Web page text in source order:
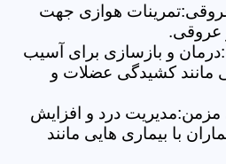
هوازی جهت
عروقی.
و بازسازی برای آسیب
مانند کشیدگی عضلات و
مزمن:مدیریت درد و افزایش
با بیماری هایی مانند